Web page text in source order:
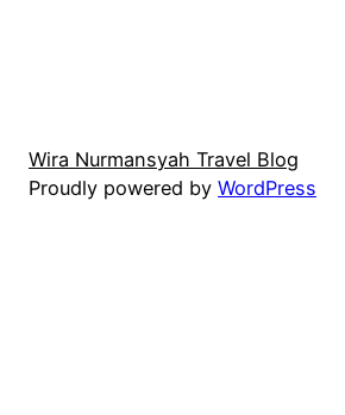
Wira Nurmansyah Travel Blog
Proudly powered by WordPress